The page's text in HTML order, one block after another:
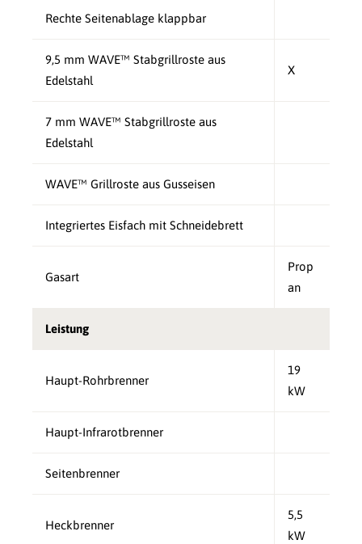
Rechte Seitenablage klappbar
9,5 mm WAVE™ Stabgrillroste aus
Edelstahl
X
7 mm WAVE™ Stabgrillroste aus
Edelstahl
WAVE™ Grillroste aus Gusseisen
Integriertes Eisfach mit Schneidebrett
Gasart
Prop
an
Leistung
Haupt-Rohrbrenner
19
kW
Haupt-Infrarotbrenner
Seitenbrenner
Heckbrenner
5,5
kW